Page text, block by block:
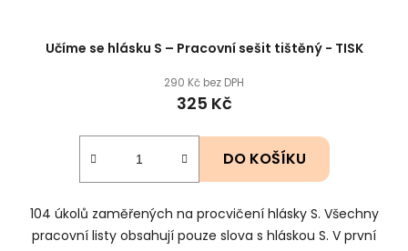
Učíme se hlásku S – Pracovní sešit tištěný - TISK
290 Kč bez DPH
325 Kč
DO KOŠÍKU
104 úkolů zaměřených na procvičení hlásky S. Všechny
pracovní listy obsahují pouze slova s hláskou S. V první